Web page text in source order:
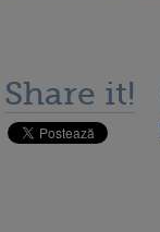
Share it!